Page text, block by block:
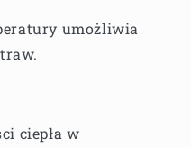
umożliwia
ciepła w